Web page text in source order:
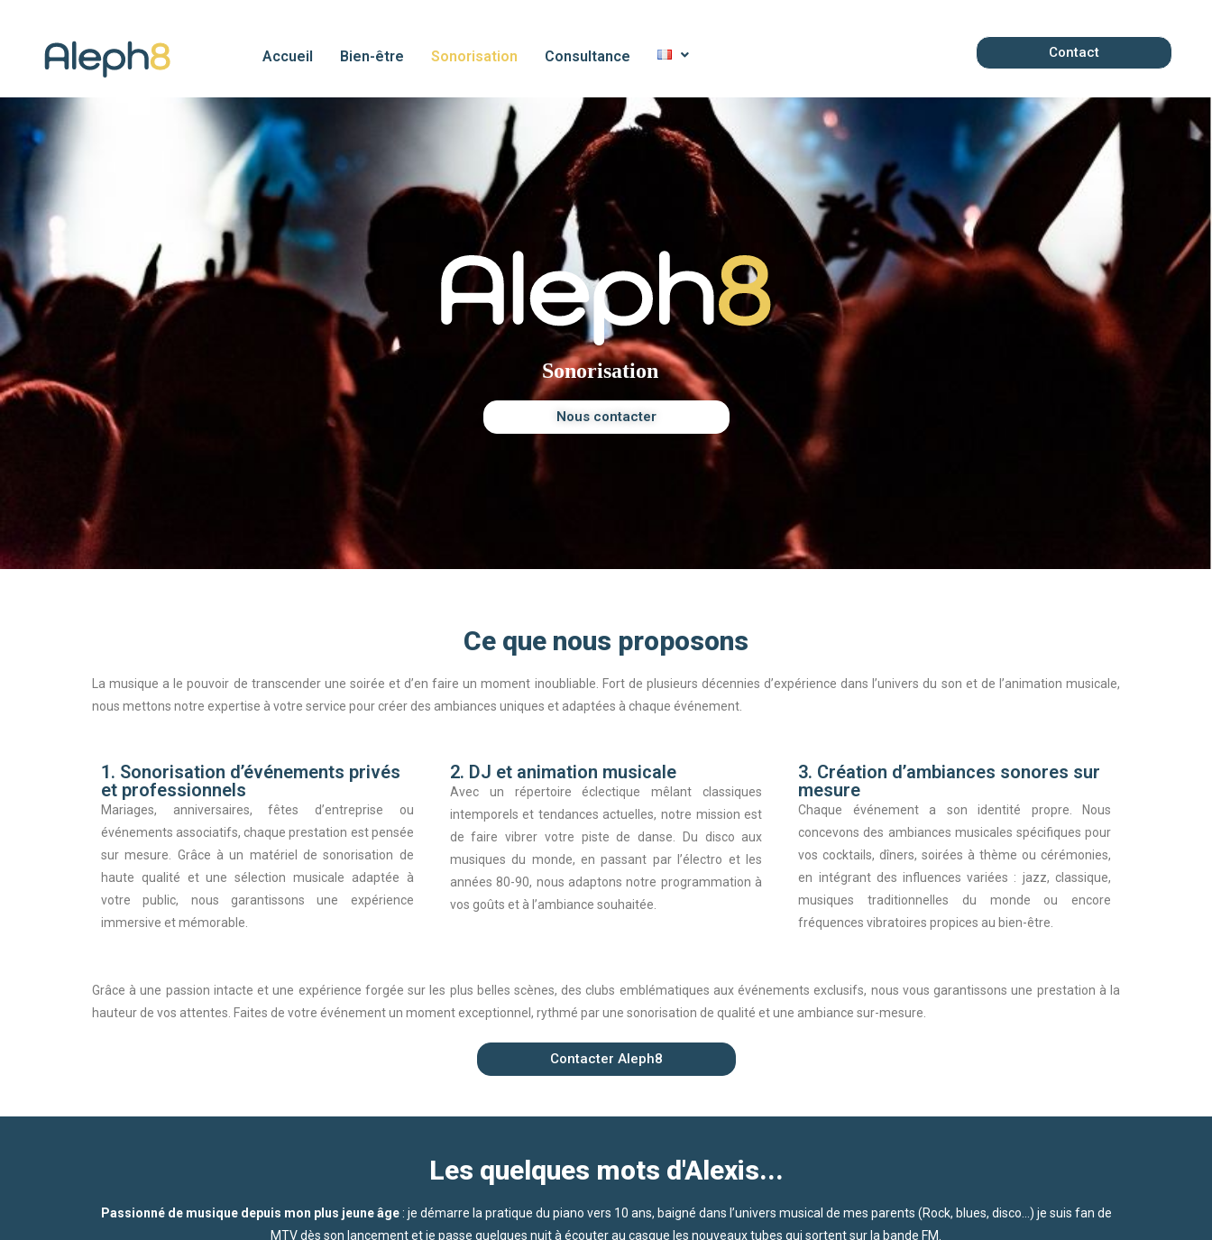
Accueil Bien-être Sonorisation Consultance Contact
Nous contacter
Ce que nous proposons
La musique a le pouvoir de transcender une soirée et d’en faire un moment inoubliable. Fort de plusieurs décennies d’expérience dans l’univers du son et de l’animation musicale,
nous mettons notre expertise à votre service pour créer des ambiances uniques et adaptées à chaque événement.
1. Sonorisation d’événements privés
et professionnels
Mariages, anniversaires, fêtes d’entreprise ou
événements associatifs, chaque prestation est pensée
sur mesure. Grâce à un matériel de sonorisation de
haute qualité et une sélection musicale adaptée à
votre public, nous garantissons une expérience
immersive et mémorable.
2. DJ et animation musicale
Avec un répertoire éclectique mêlant classiques
intemporels et tendances actuelles, notre mission est
de faire vibrer votre piste de danse. Du disco aux
musiques du monde, en passant par l’électro et les
années 80-90, nous adaptons notre programmation à
vos goûts et à l’ambiance souhaitée.
3. Création d’ambiances sonores sur
mesure
Chaque événement a son identité propre. Nous
concevons des ambiances musicales spécifiques pour
vos cocktails, dîners, soirées à thème ou cérémonies,
en intégrant des influences variées : jazz, classique,
musiques traditionnelles du monde ou encore
fréquences vibratoires propices au bien-être.
Grâce à une passion intacte et une expérience forgée sur les plus belles scènes, des clubs emblématiques aux événements exclusifs, nous vous garantissons une prestation à la
hauteur de vos attentes. Faites de votre événement un moment exceptionnel, rythmé par une sonorisation de qualité et une ambiance sur-mesure.
Contacter Aleph8
Les quelques mots d'Alexis...
Passionné de musique depuis mon plus jeune âge: je démarre la pratique du piano vers 10 ans, baigné dans l’univers musical de mes parents (Rock, blues, disco…) je suis fan de
MTV dès son lancement et je passe quelques nuit à écouter au casque les nouveaux tubes qui sortent sur la bande FM.